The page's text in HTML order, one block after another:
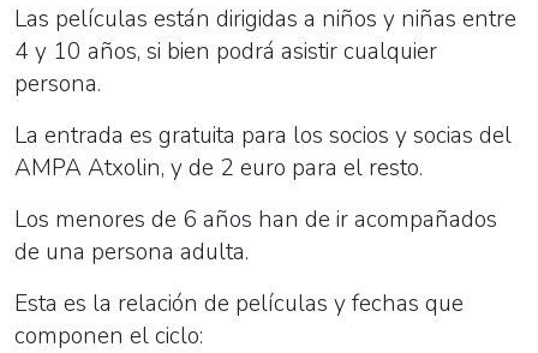
Las películas están dirigidas a niños y niñas entre
4 y 10 años, si bien podrá asistir cualquier
persona.
La entrada es gratuita para los socios y socias del
AMPA Atxolin, y de 2 euro para el resto.
Los menores de 6 años han de ir acompañados
de una persona adulta.
Esta es la relación de películas y fechas que
componen el ciclo: